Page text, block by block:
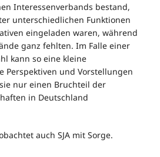
Interessenverbands bestand,
unterschiedlichen Funktionen
eingeladen waren, während
ganz fehlten. Im Falle einer
kann so eine kleine
Perspektiven und Vorstellungen
nur einen Bruchteil der
in Deutschland
auch SJA mit Sorge.